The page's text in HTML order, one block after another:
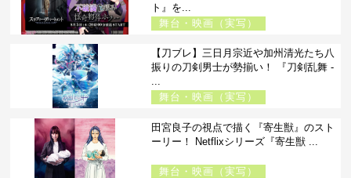
ト』を...
舞台・映画（実写）
【刀ブレ】三日月宗近や加州清光たち八
振りの刀剣男士が勢揃い！ 『刀剣乱舞 -
...
舞台・映画（実写）
田宮良子の視点で描く『寄生獣』のスト
ーリー！ Netflixシリーズ『寄生獣 ...
舞台・映画（実写）